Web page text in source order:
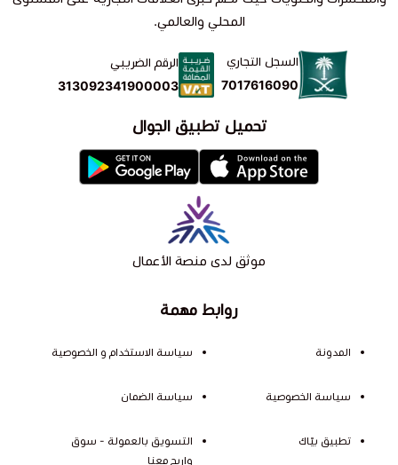
روابط مهمة
المدونة
سياسة الخصوصية
تطبيق بيّاك
سياسة الاستخدام و الخصوصية
سياسة الضمان
التسويق بالعمولة - سوق
واربح معنا
المحلي والعالمي.
السجل التجاري
7017616090
الرقم الضريبي
313092341900003
تحميل تطبيق الجوال
موثق لدى منصة الأعمال